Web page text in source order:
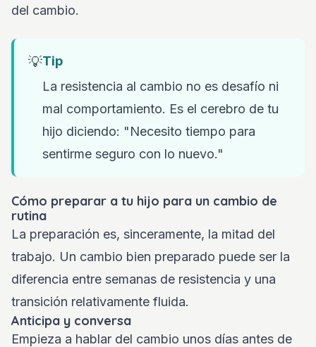
del cambio.
💡Tip
La resistencia al cambio no es desafío ni
mal comportamiento. Es el cerebro de tu
hijo diciendo: "Necesito tiempo para
sentirme seguro con lo nuevo."
Cómo preparar a tu hijo para un cambio de
rutina
La preparación es, sinceramente, la mitad del
trabajo. Un cambio bien preparado puede ser la
diferencia entre semanas de resistencia y una
transición relativamente fluida.
Anticipa y conversa
Empieza a hablar del cambio unos días antes de